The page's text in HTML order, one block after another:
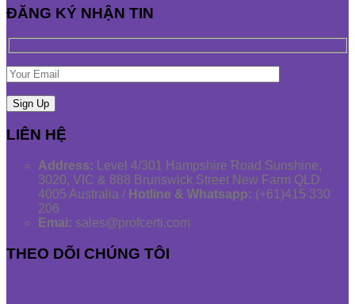
ĐĂNG KÝ NHẬN TIN
LIÊN HỆ
Address: Level 4/301 Hampshire Road Sunshine,
3020, VIC & 888 Brunswick Street New Farm QLD
4005 Australia / Hotline & Whatsapp: (+61)415 330
206
Emai: sales@profcerti.com
THEO DÕI CHÚNG TÔI